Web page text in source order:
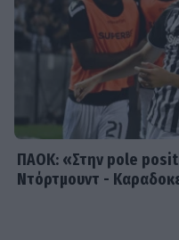
SHOWBIZ
Τρυφερές αγκαλιές με τα
stylish εμφανίσεις &
απολαυστικός
ΠΑΟΚ: «Στην pole
Ντόρτμουντ -